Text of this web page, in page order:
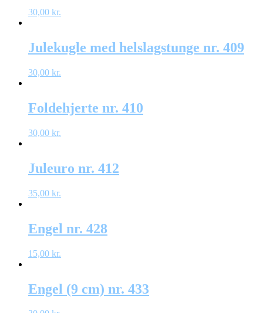
30,00 kr.
Julekugle med helslagstunge nr. 409
30,00 kr.
Foldehjerte nr. 410
30,00 kr.
Juleuro nr. 412
35,00 kr.
Engel nr. 428
15,00 kr.
Engel (9 cm) nr. 433